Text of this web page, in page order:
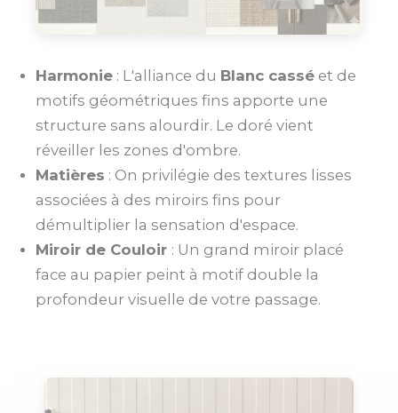
Harmonie : L'alliance du Blanc cassé et de
motifs géométriques fins apporte une
structure sans alourdir. Le doré vient
réveiller les zones d'ombre.
Matières : On privilégie des textures lisses
associées à des miroirs fins pour
démultiplier la sensation d'espace.
Miroir de Couloir : Un grand miroir placé
face au papier peint à motif double la
profondeur visuelle de votre passage.